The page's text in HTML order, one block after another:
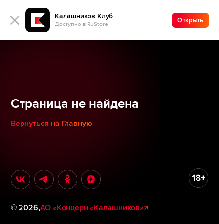
Калашников Клуб
Доступно в RuStore
Открыть
Страница не найдена
Вернуться на Главную
©2026,АО «Концерн «Калашников»